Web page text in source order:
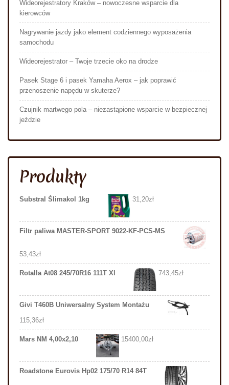
Wideorejestratory Kraków – nowoczesne wsparcie dla
kierowców
Nagrywanie jazdy jako element codziennego wyposażenia
samochodu
Wideorejestrator – Twoje trzecie oko na drodze
Pasek Stage 6 i pasek Yamaha Aerox – jak poprawić
przenoszenie napędu w skuterze?
Czujnik martwego pola – niezastąpione wsparcie w bezpiecznej
jeździe
Produkty
Substral Ślimakol 1kg 31,20zł
Filtr paliwa MASTER-SPORT 9022-KF-PCS-MS
53,43zł
Rotalla At08 245/70R16 111T Xl 743,45zł
Givi T460B Uniwersalny System Montażu
115,36zł
Mars NM 4,00x2,10 15400,00zł
Roadstone Eurovis Hp02 175/70 R14 84T